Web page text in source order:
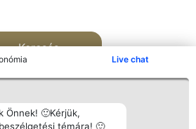
Live chat
Önnek! 🙂Kérjük,
témára! 🙂
Keresés